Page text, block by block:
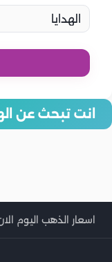
انت تبحث عن
ماذا يحب برج العقرب في
اسعار الذهب اليوم